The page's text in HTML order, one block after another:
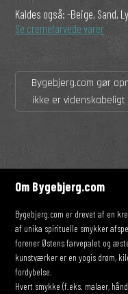
Kaldes også:-Beige, Sand,
Se cremefarvede varer
Bygebjerg.com gør
ikke er
Om Bygebjerg.com
Bygebjerg.com er drevet af en
af unika spirituelle smykker
forener Østens farvepalet og
kunstværker er en yogis drøm,
fordybelse.
Hvert smykke (f.eks. malaer,